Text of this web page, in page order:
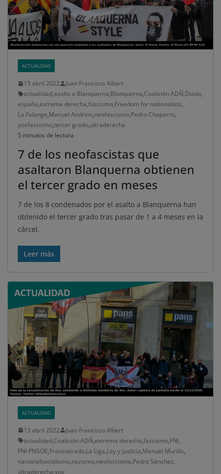
ACTUALIDAD
15 abril 2022
Juan Francisco Albert
actualidad,asalto a Blanquerna,Blanquerna,Coalición ADÑ,Diada,
españa,extrema derecha,fascismo,Freedom for nationalists,
La Falange,Manuel Andrino,neofascismo,Pedro Chaparro,
posfascismo,tercer grado,ultraderecha
5 minutos de lectura
7 de los neofascistas que
asaltaron Blanquerna obtienen
el tercer grado en meses
7 de los 8 condenados por el asalto a Blanquerna han
obtenido el tercer grado tras pasar de 1 a 4 meses en la
cárcel.
Leer más
ACTUALIDAD
13 abril 2022
Juan Francisco Albert
actualidad,Coalición ADÑ,extrema derecha,fascismo,FNI,
FNI-PNSOE,Francotirado,La Liga,Ley y justicia,Manuel Murillo,
nacionalsocialismo,nazismo,neofascismo,Pedro Sánchez,
ultraderecha,vox